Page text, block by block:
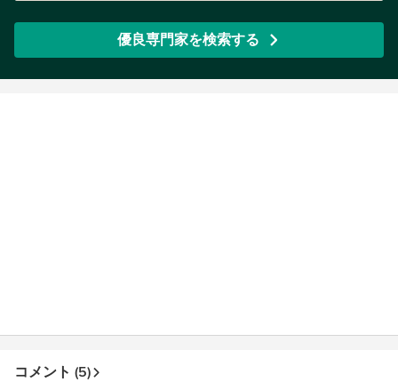
優良専門家を検索する
コメント (5)